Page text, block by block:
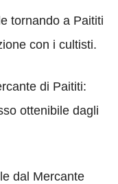
tornando a Paititi
con i cultisti.
di Paititi:
ottenibile dagli
dal Mercante